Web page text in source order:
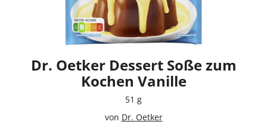
Dr. Oetker Dessert Soße zum
Kochen Vanille
51 g
von Dr. Oetker